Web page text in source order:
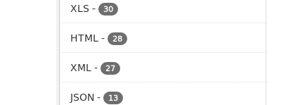
XLS - 30
HTML- 28
XML- 27
JSON - 13